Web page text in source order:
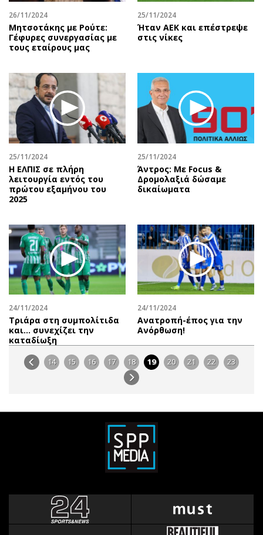
26/11/2024
Μητσοτάκης με Ρούτε:
Γέφυρες συνεργασίας με
τους εταίρους μας
25/11/2024
Ήταν ΑΕΚ και επέστρεψε
στις νίκες
25/11/2024
Η ΕΛΠΙΣ σε πλήρη
λειτουργία εντός του
πρώτου εξαμήνου του
2025
25/11/2024
Άντρος: Με Focus &
Δρομολαξιά δώσαμε
δικαίωματα
24/11/2024
Τριάρα στη συμπολίτιδα
και… συνεχίζει την
καταδίωξη
24/11/2024
Ανατροπή-έπος για την
Ανόρθωση!
14 15 16 17 18 19 20 21 22 23